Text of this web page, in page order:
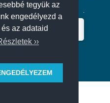
tegyük az
engedélyezd a
az adataid
››
fizetési partnere az